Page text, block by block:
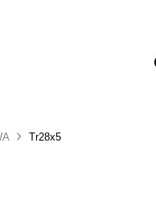
Tr28x5